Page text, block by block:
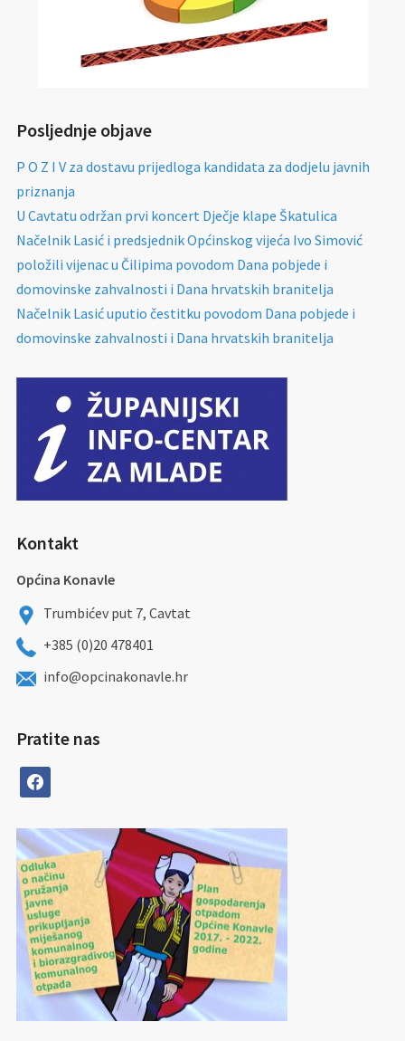
Posljednje objave
P O Z I V za dostavu prijedloga kandidata za dodjelu javnih
priznanja
U Cavtatu održan prvi koncert Dječje klape Škatulica
Načelnik Lasić i predsjednik Općinskog vijeća Ivo Simović
položili vijenac u Čilipima povodom Dana pobjede i
domovinske zahvalnosti i Dana hrvatskih branitelja
Načelnik Lasić uputio čestitku povodom Dana pobjede i
domovinske zahvalnosti i Dana hrvatskih branitelja
Kontakt
Općina Konavle
Trumbićev put 7, Cavtat
+385 (0)20 478401
info@opcinakonavle.hr
Pratite nas
facebook